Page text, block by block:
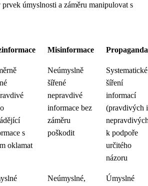
úmyslnosti a záměru manipulovat s
Misinformace Propaganda
s
oklamat
Neúmyslně
šířené
nepravdivé
informace bez
záměru
poškodit
Systematické
šíření
informací
(pravdivých i
k podpoře
určitého
názoru
Neúmyslné,
Úmyslné